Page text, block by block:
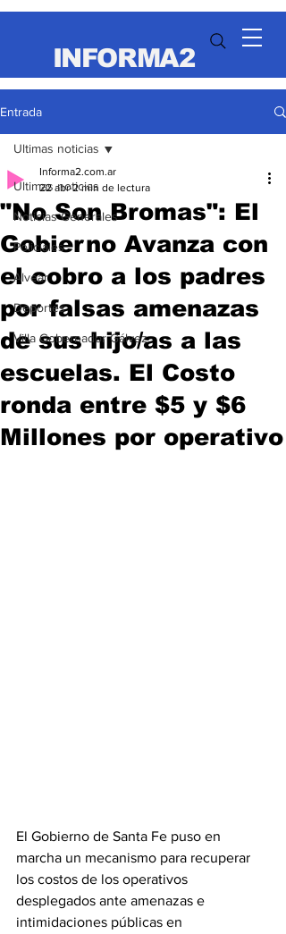
INFORMA2
Entrada
Ultimas noticias
Noticias Generales
Policiales
Alvear
Deportes
Villa Gobernador Gálvez
Ultimas noticias
"No Son Bromas": El
Gobierno Avanza con
el cobro a los padres
por falsas amenazas
de sus hijo/as a las
escuelas. El Costo
ronda entre $5 y $6
Millones por operativo
Informa2.com.ar
22 abr 2 min de lectura
El Gobierno de Santa Fe puso en
marcha un mecanismo para recuperar
los costos de los operativos
desplegados ante amenazas e
intimidaciones públicas en